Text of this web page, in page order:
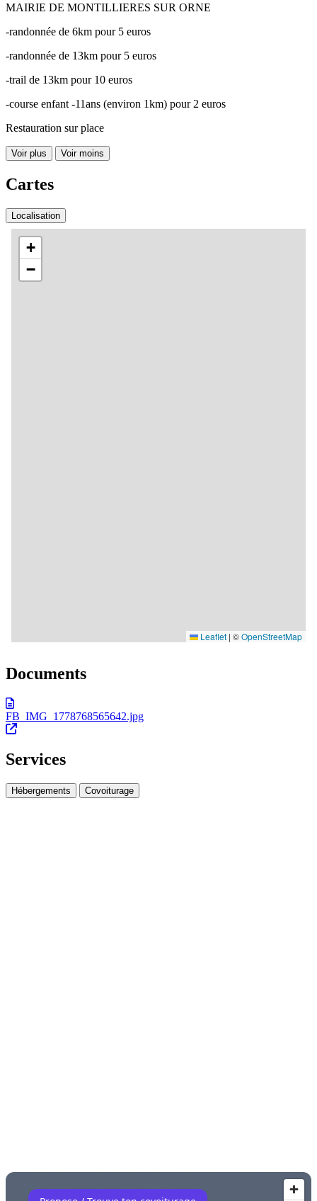
MAIRIE DE MONTILLIERES SUR ORNE
-randonnée de 6km pour 5 euros
-randonnée de 13km pour 5 euros
-trail de 13km pour 10 euros
-course enfant -11ans (environ 1km) pour 2 euros
Restauration sur place
Voir plus Voir moins
Cartes
Localisation
Documents
FB_IMG_1778768565642.jpg
Services
Hébergements Covoiturage